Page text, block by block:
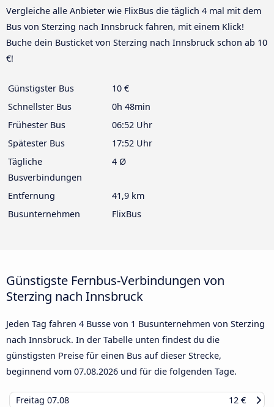
Vergleiche alle Anbieter wie FlixBus die täglich 4 mal mit dem
Bus von Sterzing nach Innsbruck fahren, mit einem Klick!
Buche dein Busticket von Sterzing nach Innsbruck schon ab 10
€!
Günstigster Bus
10 €
Schnellster Bus
0h 48min
Frühester Bus
06:52 Uhr
Spätester Bus
17:52 Uhr
Tägliche
Busverbindungen
4 Ø
Entfernung
41,9 km
Busunternehmen
FlixBus
Günstigste Fernbus-Verbindungen von
Sterzing nach Innsbruck
Jeden Tag fahren 4 Busse von 1 Busunternehmen von Sterzing
nach Innsbruck. In der Tabelle unten findest du die
günstigsten Preise für einen Bus auf dieser Strecke,
beginnend vom 07.08.2026 und für die folgenden Tage.
Freitag 07.08
12 €